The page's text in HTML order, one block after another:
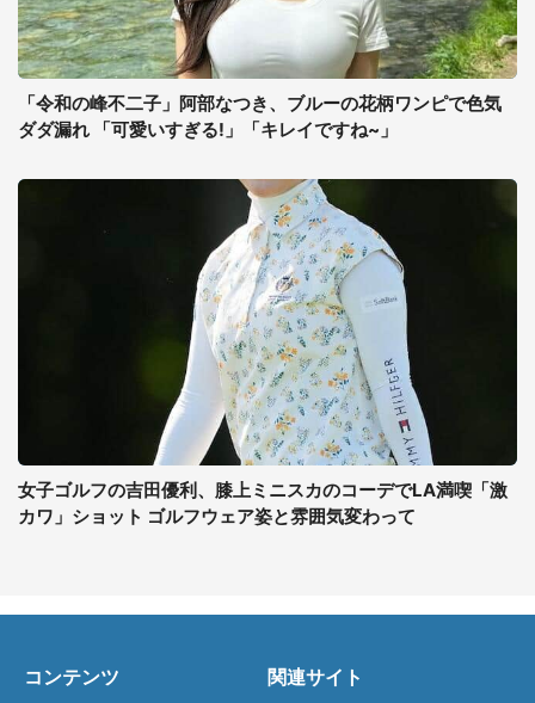
「令和の峰不二子」阿部なつき、ブルーの花柄ワンピで色気
ダダ漏れ 「可愛いすぎる!」「キレイですね~」
女子ゴルフの吉田優利、膝上ミニスカのコーデでLA満喫「激
カワ」ショット ゴルフウェア姿と雰囲気変わって
コンテンツ 関連サイト